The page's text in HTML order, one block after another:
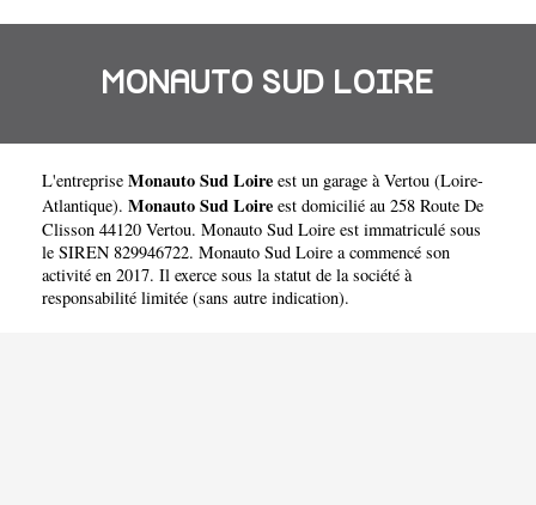
MONAUTO SUD LOIRE
L'entreprise Monauto Sud Loire est un garage à Vertou (Loire-
Atlantique). Monauto Sud Loire est domicilié au 258 Route De
Clisson 44120 Vertou. Monauto Sud Loire est immatriculé sous
le SIREN 829946722. Monauto Sud Loire a commencé son
activité en 2017. Il exerce sous la statut de la société à
responsabilité limitée (sans autre indication).